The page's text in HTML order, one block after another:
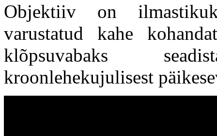
Objektiiv on
varustatud kahe
klõpsuvabaks
kroonlehekujulisest